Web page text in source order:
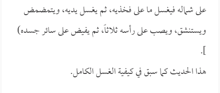
على شماله فيغسل ما على فخذيه، ثم يغسل يديه، ويتمضمض
ويستنشق، ويصب على رأسه ثلاثاً، ثم يفيض على سائر جسده)
].
هذا الحديث كما سبق في كيفية الغسل الكامل.